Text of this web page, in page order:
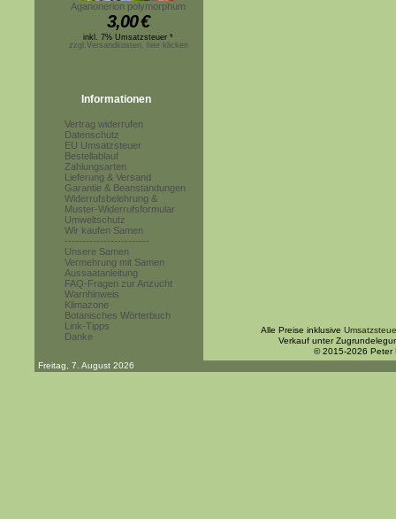
Aganonerion polymorphum
3,00€
inkl. 7% Umsatzsteuer *
zzgl.Versandkosten, hier klicken
Informationen
Vertrag widerrufen
Datenschutz
EU Umsatzsteuer
Bestellablauf
Zahlungsarten
Lieferung & Versand
Garantie & Beanstandungen
Widerrufsbelehrung &
Muster-Widerrufsformular
Umweltschutz
Wir kaufen Samen
------------------------
Unsere Samen
Vermehrung mit Samen
Aussaatanleitung
FAQ-Fragen zur Anzucht
Warnhinweis
Klimazone
Botanisches Wörterbuch
Link-Tipps
Danke
Alle Preise inklusive
Verkauf unter
© 2015-2026 Peter
Freitag, 7. August 2026